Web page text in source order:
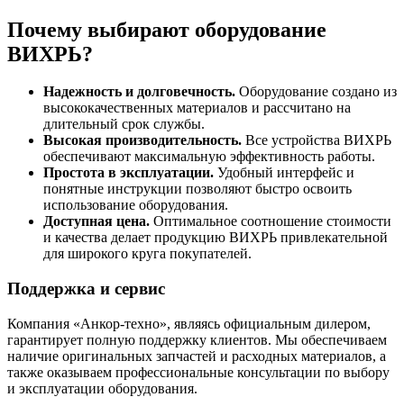
Почему выбирают оборудование
ВИХРЬ?
Надежность и долговечность. Оборудование создано из
высококачественных материалов и рассчитано на
длительный срок службы.
Высокая производительность. Все устройства ВИХРЬ
обеспечивают максимальную эффективность работы.
Простота в эксплуатации. Удобный интерфейс и
понятные инструкции позволяют быстро освоить
использование оборудования.
Доступная цена. Оптимальное соотношение стоимости
и качества делает продукцию ВИХРЬ привлекательной
для широкого круга покупателей.
Поддержка и сервис
Компания «Анкор-техно», являясь официальным дилером,
гарантирует полную поддержку клиентов. Мы обеспечиваем
наличие оригинальных запчастей и расходных материалов, а
также оказываем профессиональные консультации по выбору
и эксплуатации оборудования.